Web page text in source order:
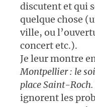
discutent et qui
quelque chose
ville, ou
concert etc.).
Je leur montre
Montpellier : le
place Saint-Roch.
ignorent les